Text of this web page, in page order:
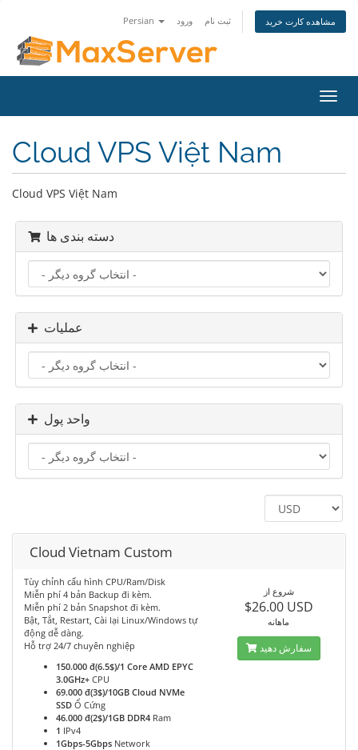
Persian ورود ثبت نام مشاهده کارت خرید
تغییر
Cloud VPS Việt Nam
Cloud VPS Việt Nam
دسته بندی ها
عملیات
واحد پول
Cloud Vietnam Custom
Tùy chỉnh cấu hình CPU/Ram/Disk
Miễn phí 4 bản Backup đi kèm.
Miễn phí 2 bản Snapshot đi kèm.
Bật, Tắt, Restart, Cài lại Linux/Windows tự
động dễ dàng.
Hỗ trợ 24/7 chuyên nghiệp
150.000 đ(6.5$)/1 Core AMD EPYC
3.0GHz+ CPU
69.000 đ(3$)/10GB Cloud NVMe
SSD Ổ Cứng
46.000 đ(2$)/1GB DDR4 Ram
1 IPv4
1Gbps-5Gbps Network
شروع از
$26.00 USD
ماهانه
سفارش دهید